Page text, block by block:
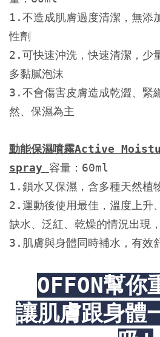
1.不造成肌膚過度清潔，無添
性劑
2.可快速沖洗，快速清潔，少
多黏膩泡沫
3.不會傷害皮膚造成乾澀、緊
然、保濕為主
動能保濕噴霧Active
spray 容量：60ml
1.鎖水又保濕，含多種天然植
2.運動後使用最佳，溫度上升
缺水、泛紅、乾燥的情況出現
3.肌膚與身體同時補水，有效
OFFON幫你
讓肌膚跟身體